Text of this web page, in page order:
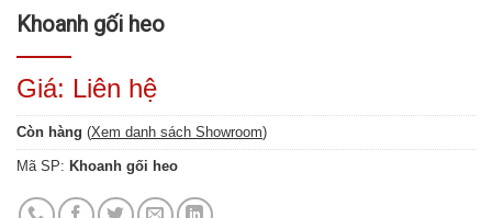
Khoanh gối heo
Giá: Liên hệ
Còn hàng (Xem danh sách Showroom)
Mã SP: Khoanh gối heo